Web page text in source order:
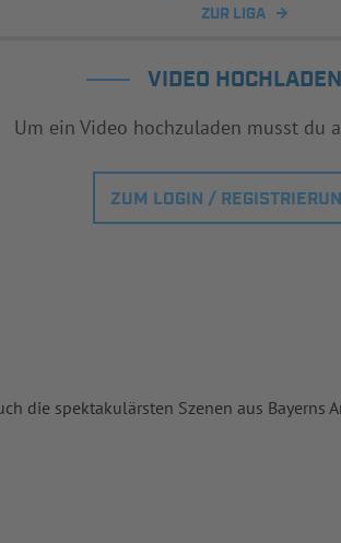
ZUR LIGA
VIDEO HOCHLADEN
Um ein Video hochzuladen musst du
ZUM LOGIN /
die spektakulärsten Szenen aus Bayerns